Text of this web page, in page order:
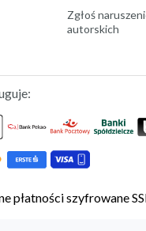
Zgłoś
autorskich
płatności szyfrowane